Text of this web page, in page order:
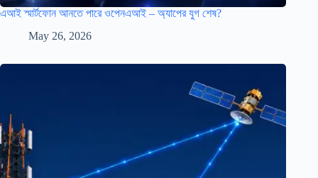
এআই স্মার্টফোন আনতে পারে ওপেনএআই – অ্যাপের যুগ শেষ?
May 26, 2026